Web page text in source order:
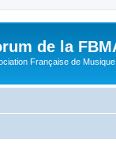
de la
Française de